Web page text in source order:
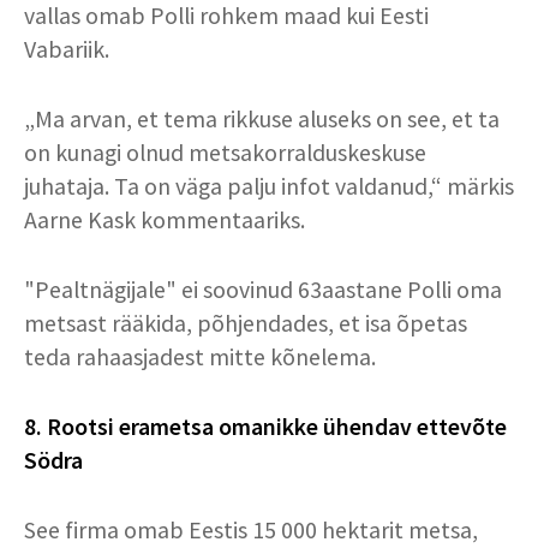
vallas omab Polli rohkem maad kui Eesti
Vabariik.
„Ma arvan, et tema rikkuse aluseks on see, et ta
on kunagi olnud metsakorralduskeskuse
juhataja. Ta on väga palju infot valdanud,“ märkis
Aarne Kask kommentaariks.
"Pealtnägijale" ei soovinud 63aastane Polli oma
metsast rääkida, põhjendades, et isa õpetas
teda rahaasjadest mitte kõnelema.
8. Rootsi erametsa omanikke ühendav ettevõte
Södra
See firma omab Eestis 15 000 hektarit metsa,